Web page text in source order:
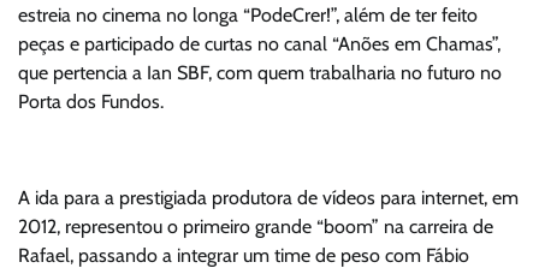
estreia no cinema no longa “PodeCrer!”, além de ter feito
peças e participado de curtas no canal “Anões em Chamas”,
que pertencia a Ian SBF, com quem trabalharia no futuro no
Porta dos Fundos.
A ida para a prestigiada produtora de vídeos para internet, em
2012, representou o primeiro grande “boom” na carreira de
Rafael, passando a integrar um time de peso com Fábio